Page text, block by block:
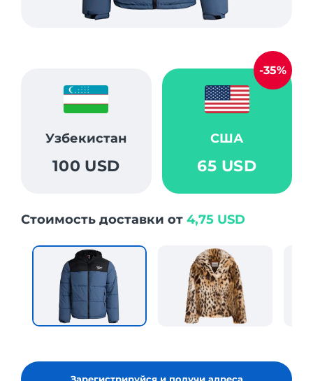
Узбекистан
100 USD
США
65 USD
-35%
Стоимость доставки от 4,75 USD